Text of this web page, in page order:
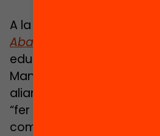
A la jornada
Abandonament
educadora social de
Manlleu, cas inspirador
aliances comunitàries, va
“fer extraescolars durant
comptar amb un estiu